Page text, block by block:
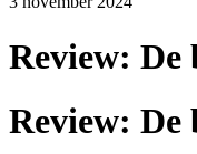
Review: De
Review: De